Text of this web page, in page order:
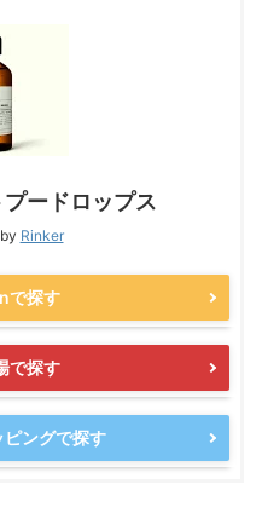
ードロップス
Rinker
で探す
で探す
ングで探す